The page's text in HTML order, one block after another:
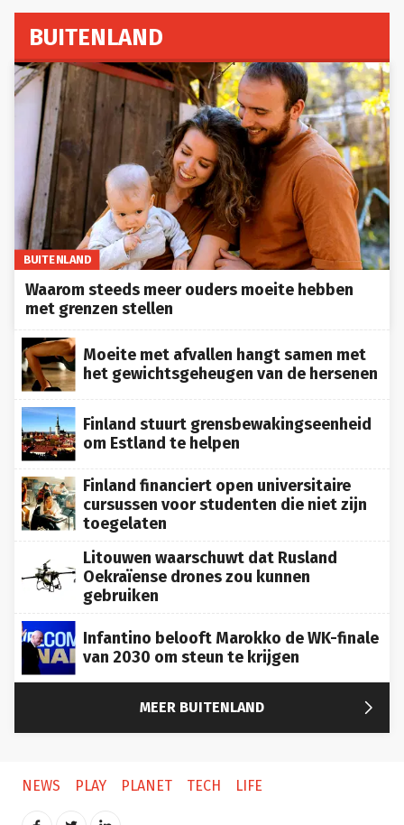
BUITENLAND
BUITENLAND
Waarom steeds meer ouders moeite hebben
met grenzen stellen
Moeite met afvallen hangt samen met
het gewichtsgeheugen van de hersenen
Finland stuurt grensbewakingseenheid
om Estland te helpen
Finland financiert open universitaire
cursussen voor studenten die niet zijn
toegelaten
Litouwen waarschuwt dat Rusland
Oekraïense drones zou kunnen
gebruiken
Infantino belooft Marokko de WK-finale
van 2030 om steun te krijgen
MEER BUITENLAND 
NEWS PLAY PLANET TECH LIFE